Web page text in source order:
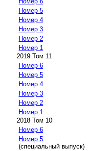
Номер 5
Номер 4
Номер 3
Номер 2
Номер 1
2019 Том 11
Номер 6
Номер 5
Номер 4
Номер 3
Номер 2
Номер 1
2018 Том 10
Номер 6
Номер 5
(специальный выпуск)